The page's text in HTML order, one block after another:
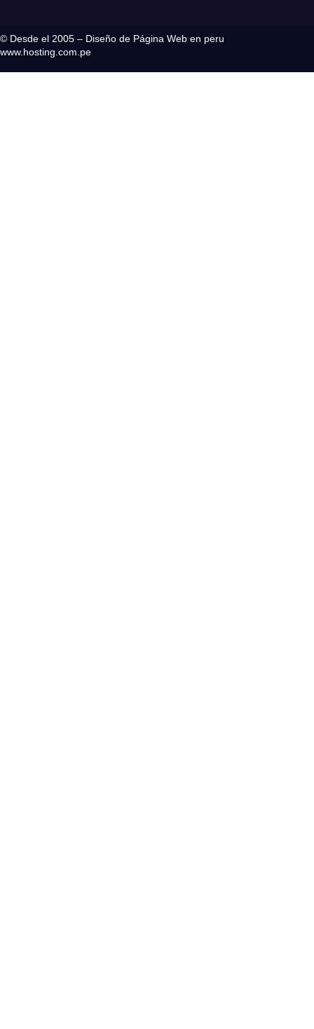
© Desde el 2005 – Diseño de Página Web en peru
www.hosting.com.pe